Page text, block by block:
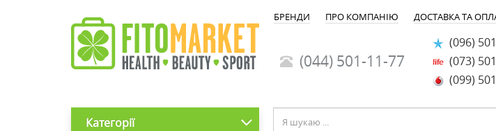
БРЕНДИ ПРО КОМПАНІЮ ДОСТАВКА ТА
(044) 501-11-77
(096)
(073)
(099)
Категорії